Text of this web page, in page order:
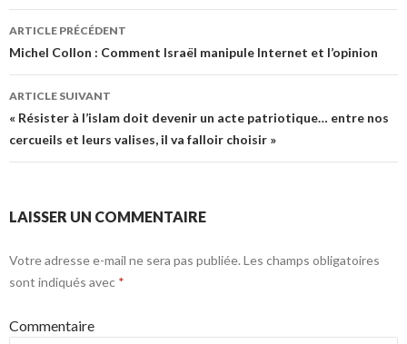
Navigation
des
articles
ARTICLE PRÉCÉDENT
Michel Collon : Comment Israël manipule Internet et l’opinion
ARTICLE SUIVANT
« Résister à l’islam doit devenir un acte patriotique… entre nos
cercueils et leurs valises, il va falloir choisir »
LAISSER UN COMMENTAIRE
Votre adresse e-mail ne sera pas publiée. Les champs obligatoires
sont indiqués avec *
Commentaire